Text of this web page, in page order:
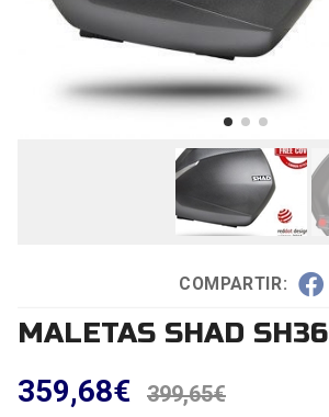
COMPARTIR:
MALETAS SHAD SH36
359,68€ 399,65€